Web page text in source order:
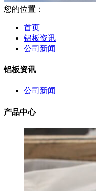
您的位置：
首页
铝板资讯
公司新闻
铝板资讯
公司新闻
产品中心